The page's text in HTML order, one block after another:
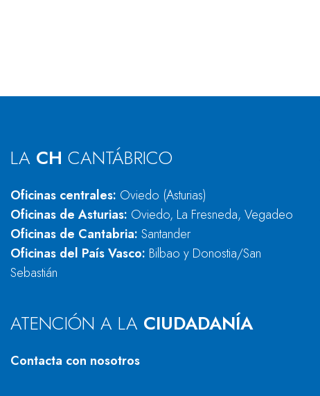
LA CH CANTÁBRICO
Oficinas centrales: Oviedo (Asturias)
Oficinas de Asturias: Oviedo, La Fresneda, Vegadeo
Oficinas de Cantabria: Santander
Oficinas del País Vasco: Bilbao y Donostia/San
Sebastián
ATENCIÓN A LA CIUDADANÍA
Contacta con nosotros